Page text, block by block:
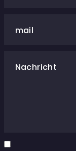
mail
Nachricht